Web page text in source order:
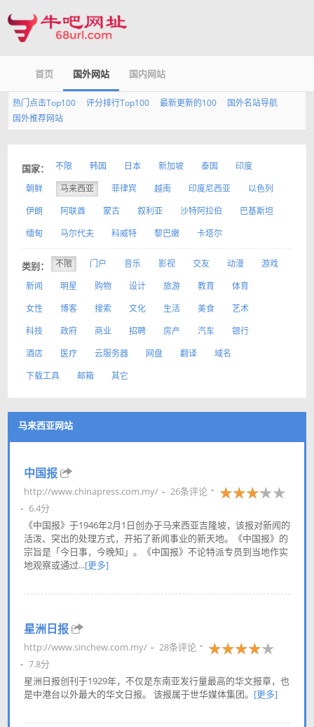
首页 国外网站 国内网站
热门点击Top100 评分排行Top100 最新更新的100
国外名站导航
国外推荐网站
国家： 不限 韩国 日本 新加坡 泰国
印度
朝鲜
马来西亚 菲律宾 越南 印度尼西亚
以色列
伊朗
阿联酋 蒙古 叙利亚 沙特阿拉伯
巴基斯坦
缅甸
马尔代夫 科威特 黎巴嫩 卡塔尔
类别： 不限 门户 音乐 影视 交友 动漫
游戏
新闻
明星 购物 设计 旅游 教育
体育
女性
博客 搜索 文化 生活 美食
艺术
科技
政府 商业 招聘 房产 汽车
银行
酒店
医疗 云服务器 网盘 翻译
域名
下载工具
邮箱 其它
马来西亚网站
中国报
http://www.chinapress.com.my/
26条评论
6.4分
《中国报》于1946年2月1日创办于马来西亚吉隆坡，该报对新闻的
活泼、突出的处理方式，开拓了新闻事业的新天地。《中国报》的
宗旨是「今日事，今晚知」。《中国报》不论特派专员到当地作实
地观察或通过...[更多]
星洲日报
http://www.sinchew.com.my/
28条评论
7.8分
星洲日报创刊于1929年，不仅是东南亚发行量最高的华文报章，也
是中港台以外最大的华文日报。 该报属于世华媒体集团。 [更多]